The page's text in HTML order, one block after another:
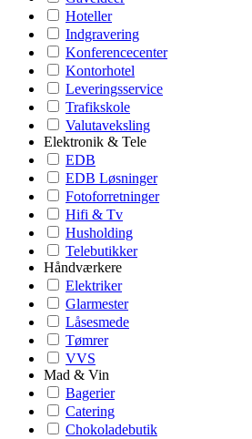
Hoteller
Indgravering
Konferencecenter
Kontorhotel
Leveringsservice
Trafikskole
Valutaveksling
Elektronik & Tele
EDB
EDB Løsninger
Fotoforretninger
Hifi & Tv
Husholding
Telebutikker
Håndværkere
Elektriker
Glarmester
Låsesmede
Tømrer
VVS
Mad & Vin
Bagerier
Catering
Chokoladebutik